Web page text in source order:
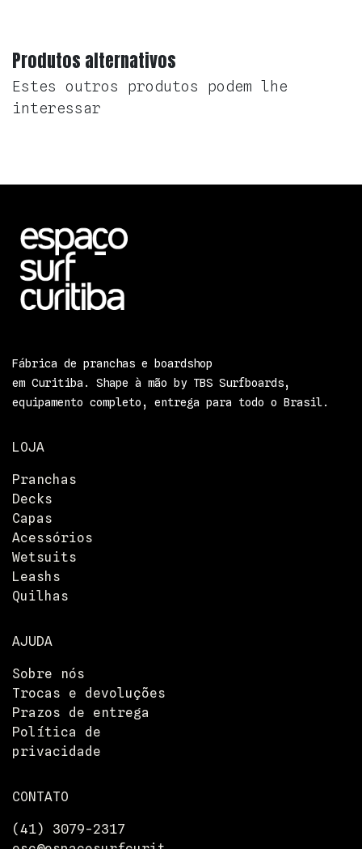
Produtos alternativos
Estes outros produtos podem lhe
interessar
Fábrica de pranchas e boardshop
em Curitiba. Shape à mão by TBS Surfboards,
equipamento completo, entrega para todo o Brasil.
LOJA
Pranchas
Decks
Capas
Acessórios
Wetsuits
Leashs
Quilhas
AJUDA
Sobre nós
Trocas e devoluções
Prazos de entrega
Política de
privacidade
CONTATO
(41) 3079-2317